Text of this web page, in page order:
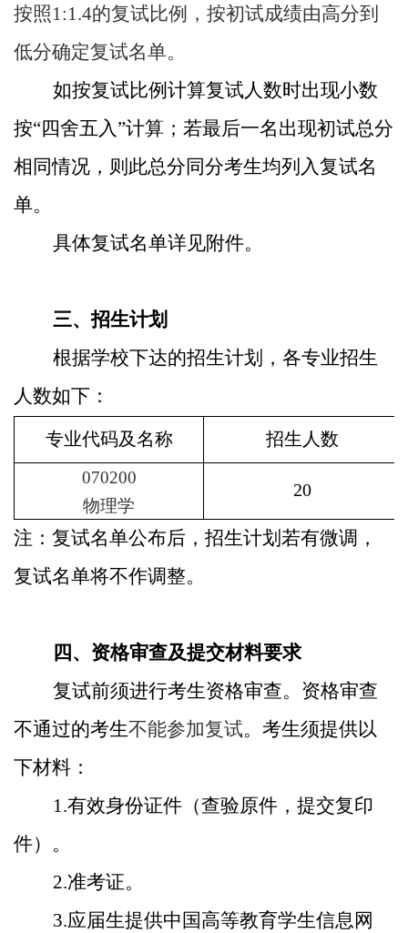
按照1:1.4的复试比例，按初试成绩由高分到
低分确定复试名单。
如按复试比例计算复试人数时出现小数
按“四舍五入”计算；若最后一名出现初试总分
相同情况，则此总分同分考生均列入复试名
单。
具体复试名单详见附件。
三、招生计划
根据学校下达的招生计划，各专业招生
人数如下：
专业代码及名称 招生人数
070200
物理学
20
注：复试名单公布后，招生计划若有微调，
复试名单将不作调整。
四、资格审查及提交材料要求
复试前须进行考生资格审查。 资格审查
不通过的考生不能参加复试。考生须提供以
下材料：
1.有效身份证件（查验原件，提交复印
件）。
2.准考证。
3.应届生提供中国高等教育学生信息网